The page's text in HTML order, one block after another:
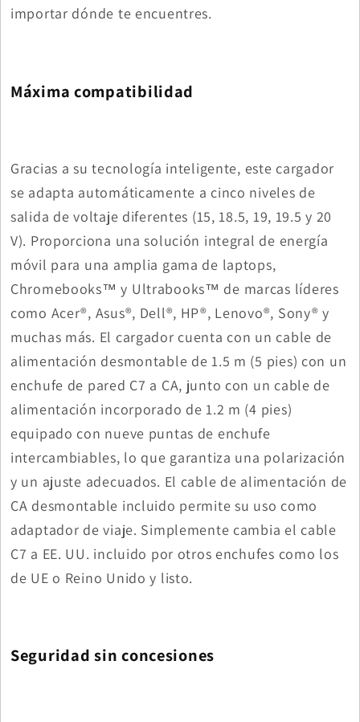
importar dónde te encuentres.
Máxima compatibilidad
Gracias a su tecnología inteligente, este cargador
se adapta automáticamente a cinco niveles de
salida de voltaje diferentes (15, 18.5, 19, 19.5 y 20
V). Proporciona una solución integral de energía
móvil para una amplia gama de laptops,
Chromebooks™ y Ultrabooks™ de marcas líderes
como Acer®, Asus®, Dell®, HP®, Lenovo®, Sony® y
muchas más. El cargador cuenta con un cable de
alimentación desmontable de 1.5 m (5 pies) con un
enchufe de pared C7 a CA, junto con un cable de
alimentación incorporado de 1.2 m (4 pies)
equipado con nueve puntas de enchufe
intercambiables, lo que garantiza una polarización
y un ajuste adecuados. El cable de alimentación de
CA desmontable incluido permite su uso como
adaptador de viaje. Simplemente cambia el cable
C7 a EE. UU. incluido por otros enchufes como los
de UE o Reino Unido y listo.
Seguridad sin concesiones